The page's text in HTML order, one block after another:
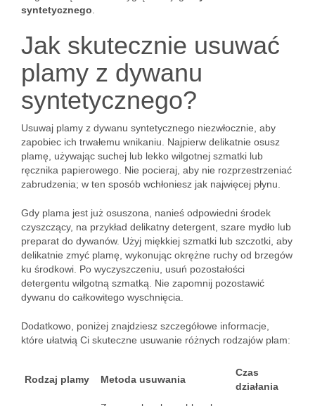
syntetycznego
Jak skutecznie usuwać
plamy z dywanu
syntetycznego?
Usuwaj plamy z dywanu syntetycznego niezwłocznie, aby
zapobiec ich trwałemu wnikaniu. Najpierw delikatnie osusz
plamę, używając suchej lub lekko wilgotnej szmatki lub
ręcznika papierowego. Nie pocieraj, aby nie rozprzestrzeniać
zabrudzenia; w ten sposób wchłoniesz jak najwięcej płynu.
Gdy plama jest już osuszona, nanieś odpowiedni środek
czyszczący, na przykład delikatny detergent, szare mydło lub
preparat do dywanów. Użyj miękkiej szmatki lub szczotki, aby
delikatnie zmyć plamę, wykonując okrężne ruchy od brzegów
ku środkowi. Po wyczyszczeniu, usuń pozostałości
detergentu wilgotną szmatką. Nie zapomnij pozostawić
dywanu do całkowitego wyschnięcia.
Dodatkowo, poniżej znajdziesz szczegółowe informacje,
które ułatwią Ci skuteczne usuwanie różnych rodzajów plam:
Rodzaj plamy Metoda usuwania
Czas
działania